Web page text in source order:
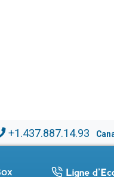
+1.437.887.14.93